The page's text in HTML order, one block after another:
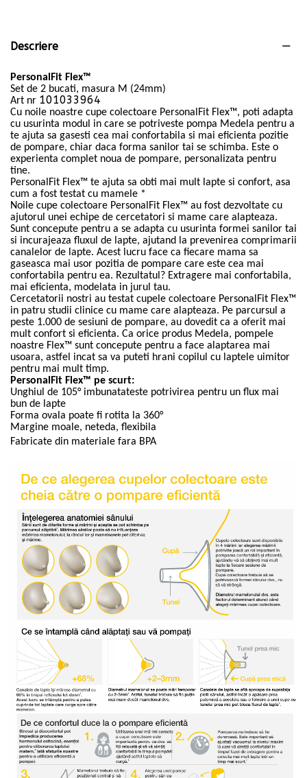
Descriere
PersonalFit Flex™
Set de 2 bucati, masura M (24mm)
Art nr 101033964
Cu noile noastre cupe colectoare PersonalFit Flex™, poti adapta
cu usurinta modul in care se potriveste pompa Medela pentru a
te ajuta sa gasesti cea mai confortabila si mai eficienta pozitie
de pompare, chiar daca forma sanilor tai se schimba. Este o
experienta complet noua de pompare, personalizata pentru
tine.
PersonalFit Flex™ te ajuta sa obti mai mult lapte si confort, asa
cum a fost testat cu mamele *
Noile cupe colectoare PersonalFit Flex™ au fost dezvoltate cu
ajutorul unei echipe de cercetatori si mame care alapteaza.
Sunt concepute pentru a se adapta cu usurinta formei sanilor tai
si incurajeaza fluxul de lapte, ajutand la prevenirea comprimarii
canalelor de lapte. Acest lucru face ca fiecare mama sa
gaseasca mai usor pozitia de pompare care este cea mai
confortabila pentru ea. Rezultatul? Extragere mai confortabila,
mai eficienta, modelata in jurul tau.
Cercetatorii nostri au testat cupele colectoare PersonalFit Flex™
in patru studii clinice cu mame care alapteaza. Pe parcursul a
peste 1.000 de sesiuni de pompare, au dovedit ca a oferit mai
mult confort si eficienta. Ca orice produs Medela, pompele
noastre Flex™ sunt concepute pentru a face alaptarea mai
usoara, astfel incat sa va puteti hrani copilul cu laptele uimitor
pentru mai mult timp.
PersonalFit Flex™ pe scurt:
Unghiul de 105° imbunatateste potrivirea pentru un flux mai
bun de lapte
Forma ovala poate fi rotita la 360°
Margine moale, neteda, flexibila
Fabricate din materiale fara BPA